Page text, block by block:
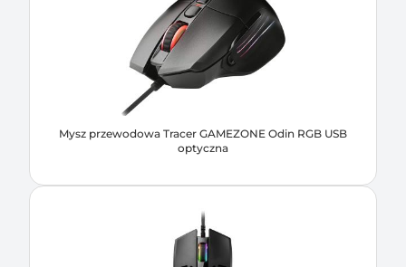
Mysz przewodowa Tracer GAMEZONE Odin RGB USB
optyczna